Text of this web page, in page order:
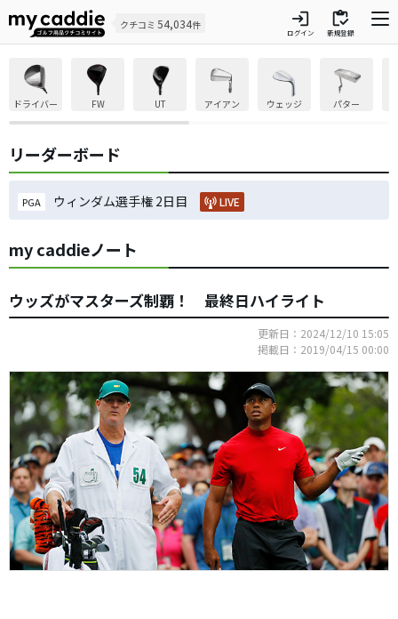
クチコミ 54,034件 login
ログイン
inventory
新規登録
ドライバー FW UT アイアン ウェッジ パター
リーダーボード
PGA ウィンダム選手権 2日目 LIVE
my caddieノート
ウッズがマスターズ制覇！ 最終日ハイライト
更新日：2024/12/10 15:05
掲載日：2019/04/15 00:00